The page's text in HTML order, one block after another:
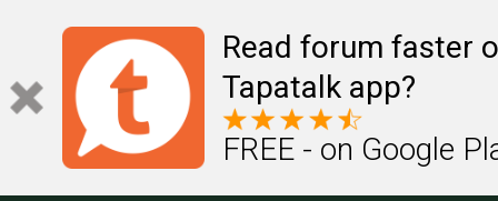
Read forum faster
Tapatalk app?
FREE - on Google